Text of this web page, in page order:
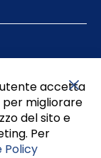
accetta
per migliorare
del sito e
Per
Policy